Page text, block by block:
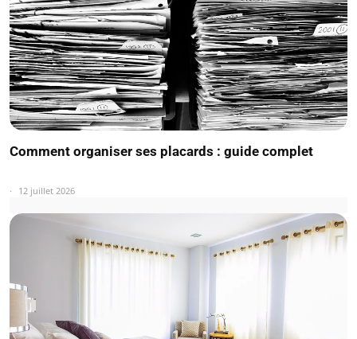
Comment organiser ses placards : guide complet
12 juillet 2026